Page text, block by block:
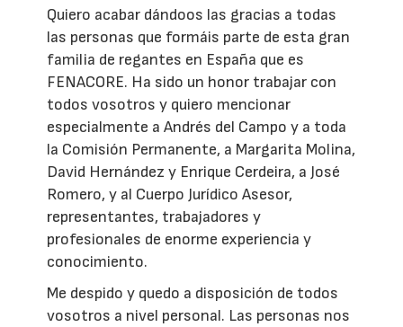
Quiero acabar dándoos las gracias a todas
las personas que formáis parte de esta gran
familia de regantes en España que es
FENACORE. Ha sido un honor trabajar con
todos vosotros y quiero mencionar
especialmente a Andrés del Campo y a toda
la Comisión Permanente, a Margarita Molina,
David Hernández y Enrique Cerdeira, a José
Romero, y al Cuerpo Jurídico Asesor,
representantes, trabajadores y
profesionales de enorme experiencia y
conocimiento.
Me despido y quedo a disposición de todos
vosotros a nivel personal. Las personas nos